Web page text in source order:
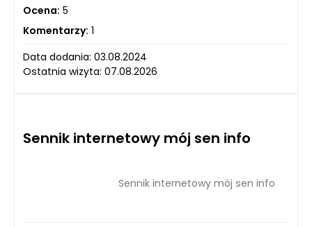
Ocena: 5
Komentarzy: 1
Data dodania: 03.08.2024
Ostatnia wizyta: 07.08.2026
Sennik internetowy mój sen info
Sennik internetowy mój sen info